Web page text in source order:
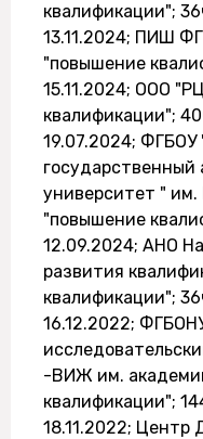
квалификации";
13.11.2024; ПИШ
"повышение
15.11.2024; ООО
квалификации";
19.07.2024; ФГБОУ
государственный
университет "
"повышение
12.09.2024; АНО
развития
квалификации";
16.12.2022;
-ВИЖ им.
квалификации";
18.11.2022; Центр